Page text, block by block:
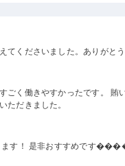
てくださいました。ありがと
ごく働きやすかったです。 賄
ただきました。
ます！ 是非おすすめです